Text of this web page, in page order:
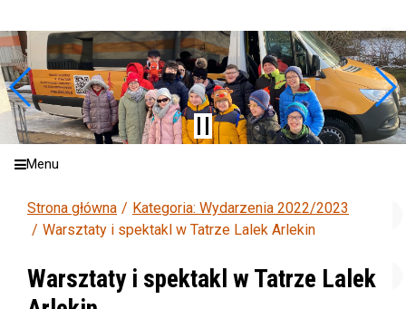
Menu
Strona główna
Kategoria: Wydarzenia 2022/2023
Warsztaty i spektakl w Tatrze Lalek Arlekin
Warsztaty i spektakl w Tatrze Lalek